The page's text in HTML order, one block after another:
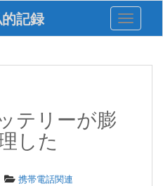
記録 Toggle
テリーが膨
した
携帯電話関連